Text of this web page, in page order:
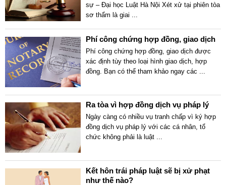
sự – Đại học Luật Hà Nội Xét xử tại phiên tòa
sơ thẩm là giai
Phí công chứng hợp đồng, giao dịch
Phí công chứng hợp đồng, giao dịch được
xác định tùy theo loại hình giao dịch, hợp
đồng. Bạn có thể tham khảo ngay các
Ra tòa vì hợp đồng dịch vụ pháp lý
Ngày càng có nhiều vụ tranh chấp vì ký hợp
đồng dịch vụ pháp lý với các cá nhân, tổ
chức không phải là luật ...
Kết hôn trái pháp luật sẽ bị xử phạt
như thế nào?